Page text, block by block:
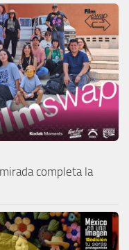
completa la